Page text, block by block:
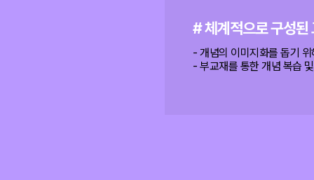
# 체계적으로 구성된
- 개념의 이미지화를 돕기
- 부교재를 통한 개념 복습